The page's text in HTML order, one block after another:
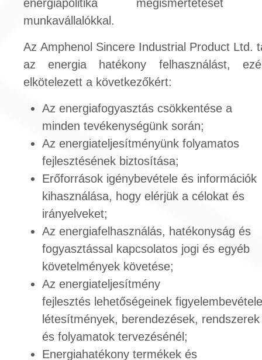
energiapolitika megismertetését
munkavállalókkal.
Az Amphenol Sincere Industrial Product Ltd.
az energia hatékony felhasználást,
elkötelezett a következőkért:
Az energiafogyasztás csökkentése a
minden tevékenységünk során;
Az energiateljesítményünk folyamatos
fejlesztésének biztosítása;
Erőforrások igénybevétele és információk
kihasználása, hogy elérjük a célokat és
irányelveket;
Az energiafelhasználás, hatékonyság és
fogyasztással kapcsolatos jogi és egyéb
követelmények követése;
Az energiateljesítmény
fejlesztés lehetőségeinek
létesítmények, berendezések, rendszerek
és folyamatok tervezésénél;
Energiahatékony termékek és